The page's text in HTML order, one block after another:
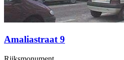
Amaliastraat 9